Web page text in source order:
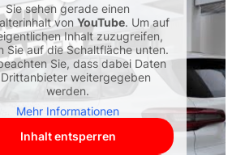
Sie sehen gerade einen
vonYouTube. Um auf
Inhalt zuzugreifen,
Sie auf die Schaltfläche unten.
Sie, dass dabei Daten
weitergegeben
werden.
Mehr Informationen
Inhalt entsperren